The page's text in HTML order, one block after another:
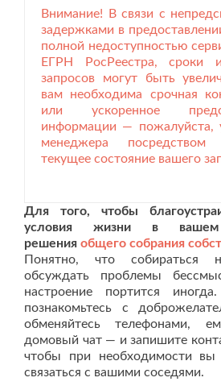
Внимание! В связи с
задержками в
полной недоступностью
ЕГРН РосРеестра, сроки
запросов могут быть
вам необходима срочная
или ускоренное
информации — пожалуйста,
менеджера посредством
текущее состояние вашего
Для того, чтобы
условия жизни в
решения общего собрания
Понятно, что собираться
обсуждать проблемы
настроение портится
познакомьтесь с
обменяйтесь телефонами,
домовый чат — и запишите
чтобы при необходимости вы
связаться с вашими соседями.